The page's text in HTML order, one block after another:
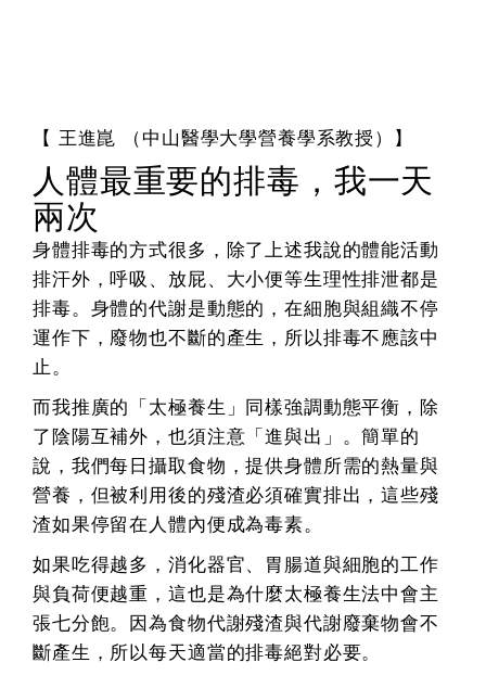
【 王進崑 （中山醫學大學營養學系教授）】
人體最重要的排毒，我一天
兩次
身體排毒的方式很多，除了上述我說的體能活動
排汗外，呼吸、放屁、大小便等生理性排泄都是
排毒。身體的代謝是動態的，在細胞與組織不停
運作下，廢物也不斷的產生，所以排毒不應該中
止。
而我推廣的「太極養生」同樣強調動態平衡，除
了陰陽互補外，也須注意「進與出」。簡單的
說，我們每日攝取食物，提供身體所需的熱量與
營養，但被利用後的殘渣必須確實排出，這些殘
渣如果停留在人體內便成為毒素。
如果吃得越多，消化器官、胃腸道與細胞的工作
與負荷便越重，這也是為什麼太極養生法中會主
張七分飽。因為食物代謝殘渣與代謝廢棄物會不
斷產生，所以每天適當的排毒絕對必要。